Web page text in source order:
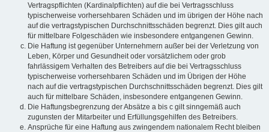
Vertragspflichten (Kardinalpflichten) auf die bei Vertragsschluss
typischerweise vorhersehbaren Schäden und im übrigen der Höhe nach
auf die vertragstypischen Durchschnittsschäden begrenzt. Dies gilt auch
für mittelbare Folgeschäden wie insbesondere entgangenen Gewinn.
Die Haftung ist gegenüber Unternehmern außer bei der Verletzung von
Leben, Körper und Gesundheit oder vorsätzlichem oder grob
fahrlässigem Verhalten des Betreibers auf die bei Vertragsschluss
typischerweise vorhersehbaren Schäden und im Übrigen der Höhe
nach auf die vertragstypischen Durchschnittsschäden begrenzt. Dies gilt
auch für mittelbare Schäden, insbesondere entgangenen Gewinn.
Die Haftungsbegrenzung der Absätze a bis c gilt sinngemäß auch
zugunsten der Mitarbeiter und Erfüllungsgehilfen des Betreibers.
Ansprüche für eine Haftung aus zwingendem nationalem Recht bleiben